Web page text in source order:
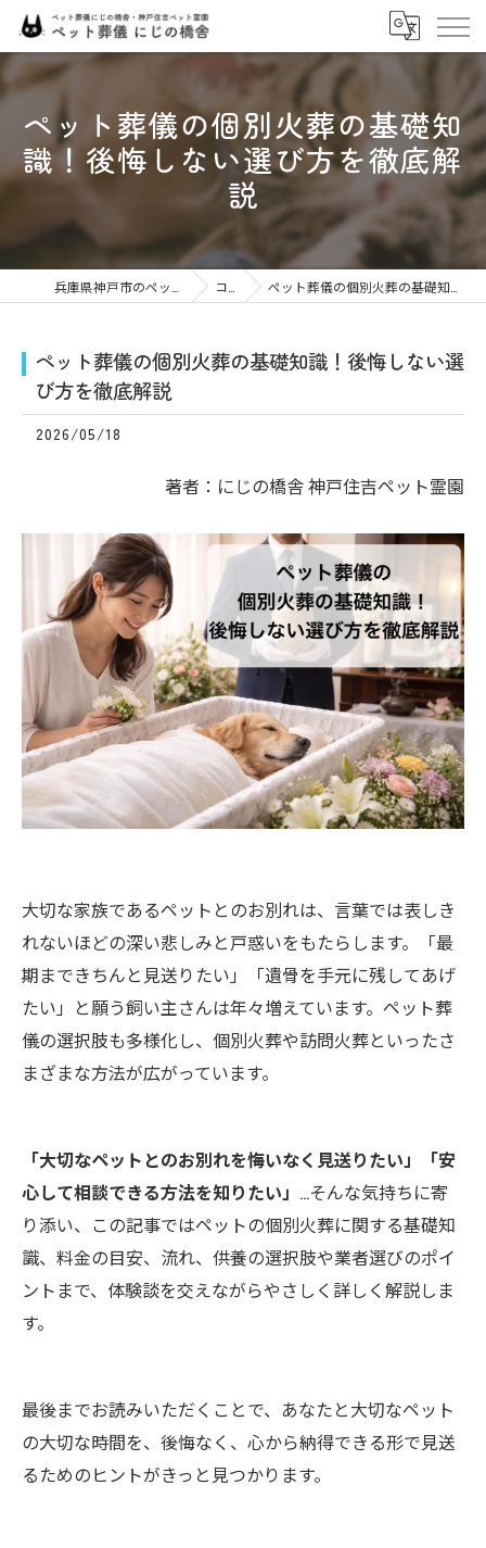
ペット葬儀の個別火葬の基礎知
識！後悔しない選び方を徹底解
説
コラム ペット葬儀の個別火葬の基礎知識！後悔しない選び方を徹底解説
ペット葬儀の個別火葬の基礎知識！後悔しない選
び方を徹底解説
2026/05/18
著者：にじの橋舎 神戸住吉ペット霊園
大切な家族であるペットとのお別れは、言葉では表しき
れないほどの深い悲しみと戸惑いをもたらします。「最
期まできちんと見送りたい」「遺骨を手元に残してあげ
たい」と願う飼い主さんは年々増えています。ペット葬
儀の選択肢も多様化し、個別火葬や訪問火葬といったさ
まざまな方法が広がっています。
「大切なペットとのお別れを悔いなく見送りたい」「安
心して相談できる方法を知りたい」 …そんな気持ちに寄
り添い、この記事ではペットの個別火葬に関する基礎知
識、料金の目安、流れ、供養の選択肢や業者選びのポイ
ントまで、体験談を交えながらやさしく詳しく解説しま
す。
最後までお読みいただくことで、あなたと大切なペット
の大切な時間を、後悔なく、心から納得できる形で見送
るためのヒントがきっと見つかります。